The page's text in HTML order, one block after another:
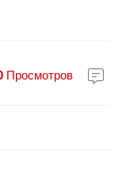
Просмотров